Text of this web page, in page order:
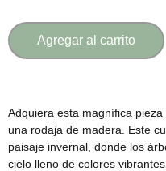
Agregar al carrito
Adquiera esta magnífica
una rodaja de madera. Este
paisaje invernal, donde los
cielo lleno de colores